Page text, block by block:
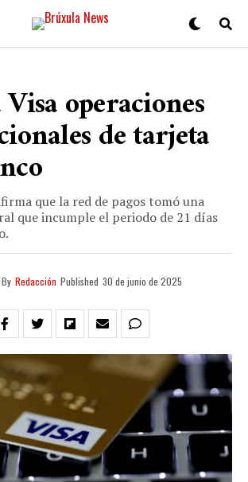
operaciones
de tarjeta
que la red de pagos tomó una
que incumple el periodo de 21 días
By Redacción Published 30 de junio de 2025